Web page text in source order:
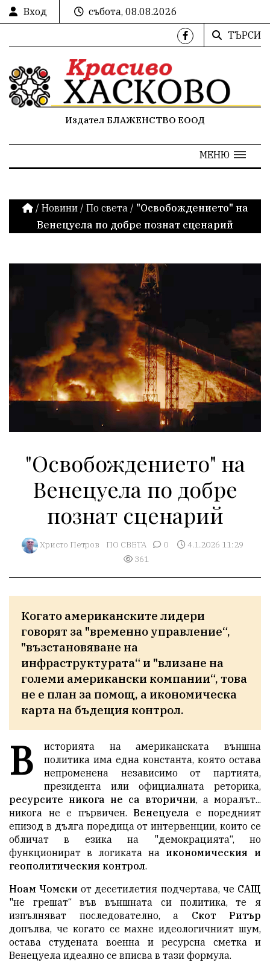
Вход
събота, 08.08.2026
ТЪРСИ
Издател БЛАЖЕНСТВО ЕООД
МЕНЮ
/ Новини / По света / "Освобождението" на
Венецуела по добре познат сценарий
"Освобождението" на
Венецуела по добре
познат сценарий
Христо Петров ПО СВЕТА 0
4.1.2026 11:29
361
Когато американските лидери
говорят за "временно управление“,
"възстановяване на
инфраструктурата“ и "влизане на
големи американски компании“, това
не е план за помощ, а икономическа
карта на бъдещия контрол.
В
историята на американската външна
политика има една константа, която остава
непроменена независимо от партията,
президента или официалната реторика,
ресурсите никога не са вторични, а моралът...
никога не е първичен. Венецуела е поредният
епизод в дълга поредица от интервенции, които се
обличат в езика на "демокрацията“, но
функционират в логиката на икономическия и
геополитическия контрол.
Ноам Чомски от десетилетия подчертава, че САЩ
"не грешат“ във външната си политика, те я
изпълняват последователно, а Скот Ритър
допълва, че когато се махне идеологичният шум,
остава студената военна и ресурсна сметка и
Венецуела идеално се вписва в тази формула.